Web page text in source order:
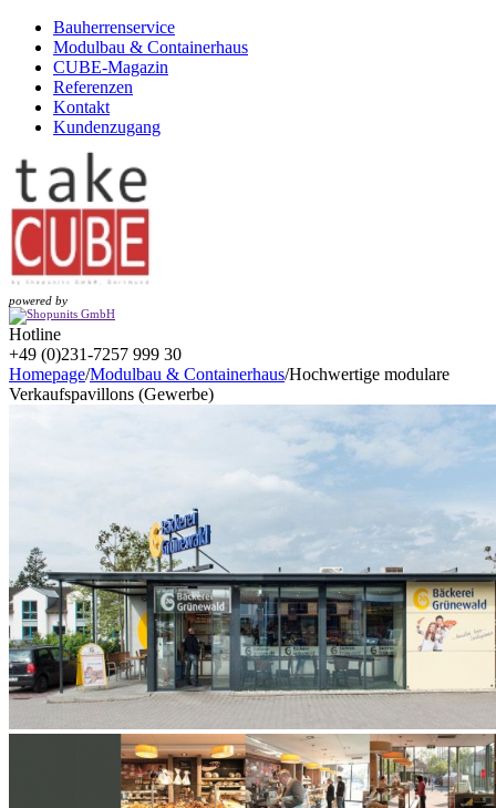
Bauherrenservice
Modulbau & Containerhaus
CUBE-Magazin
Referenzen
Kontakt
Kundenzugang
powered by
Hotline
+49 (0)231-7257 999 30
Homepage/Modulbau & Containerhaus/Hochwertige modulare
Verkaufspavillons (Gewerbe)